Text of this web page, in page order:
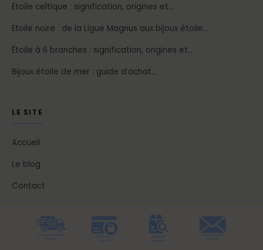
Étoile celtique : signification, origines et…
Étoile noire : de la Ligue Magnus aux bijoux étoile…
Étoile à 6 branches : signification, origines et…
Bijoux étoile de mer : guide d’achat…
LE SITE
Accueil
Le blog
Contact